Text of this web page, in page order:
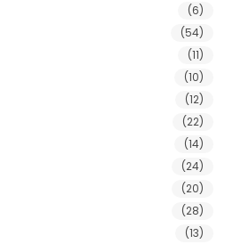
(6)
(54)
(11)
(10)
(12)
(22)
(14)
(24)
(20)
(28)
(13)